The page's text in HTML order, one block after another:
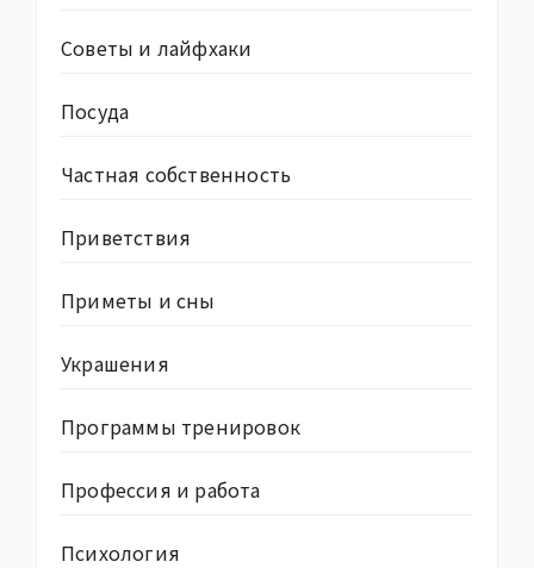
Советы и лайфхаки
Посуда
Частная собственность
Приветствия
Приметы и сны
Украшения
Программы тренировок
Профессия и работа
Психология